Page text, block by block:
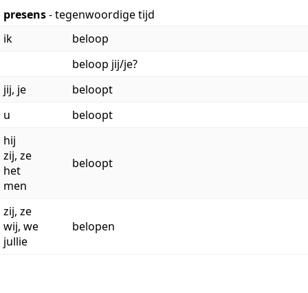
presens- tegenwoordige tijd
ik
beloop
beloop jij/je?
jij, je
beloopt
u
beloopt
hij
zij, ze
het
men
beloopt
zij, ze
wij, we
jullie
belopen